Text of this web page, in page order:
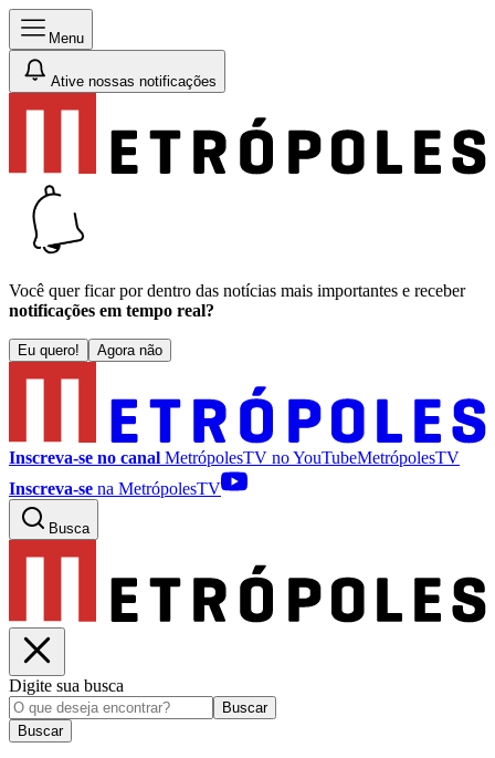
Menu
Ative nossas notificações
Você quer ficar por dentro das notícias mais importantes e receber
notificações em tempo real?
Eu quero! Agora não
Inscreva-se no canal MetrópolesTV noYouTubeMetrópolesTV
Inscreva-se na MetrópolesTV
Busca
Digite sua busca
Buscar
Buscar